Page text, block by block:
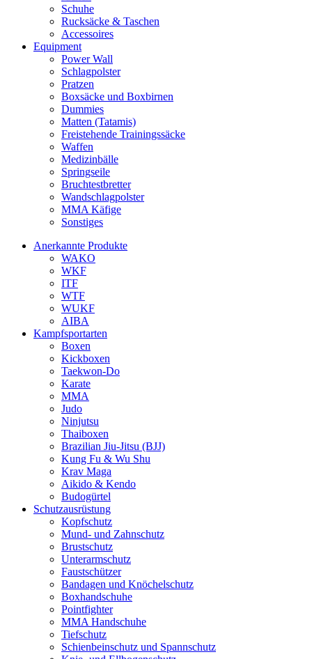
Schuhe
Rucksäcke & Taschen
Accessoires
Equipment
Power Wall
Schlagpolster
Pratzen
Boxsäcke und Boxbirnen
Dummies
Matten (Tatamis)
Freistehende Trainingssäcke
Waffen
Medizinbälle
Springseile
Bruchtestbretter
Wandschlagpolster
MMA Käfige
Sonstiges
Anerkannte Produkte
WAKO
WKF
ITF
WTF
WUKF
AIBA
Kampfsportarten
Boxen
Kickboxen
Taekwon-Do
Karate
MMA
Judo
Ninjutsu
Thaiboxen
Brazilian Jiu-Jitsu (BJJ)
Kung Fu & Wu Shu
Krav Maga
Aikido & Kendo
Budogürtel
Schutzausrüstung
Kopfschutz
Mund- und Zahnschutz
Brustschutz
Unterarmschutz
Faustschützer
Bandagen und Knöchelschutz
Boxhandschuhe
Pointfighter
MMA Handschuhe
Tiefschutz
Schienbeinschutz und Spannschutz